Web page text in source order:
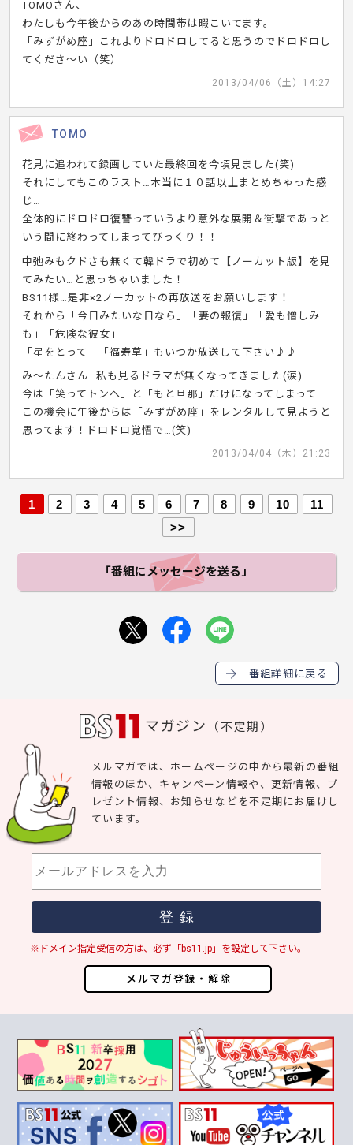
TOMOさん、
わたしも今午後からのあの時間帯は暇こいてます。
「みずがめ座」これよりドロドロしてると思うのでドロドロし
てくださ～い（笑）
2013/04/06（土）14:27
TOMO
花見に追われて録画していた最終回を今頃見ました(笑)
それにしてもこのラスト…本当に１０話以上まとめちゃった感
じ…
全体的にドロドロ復讐っていうより意外な展開＆衝撃であっと
いう間に終わってしまってびっくり！！
中弛みもクドさも無くて韓ドラで初めて【ノーカット版】を見
てみたい…と思っちゃいました！
BS11様…是非×2ノーカットの再放送をお願いします！
それから「今日みたいな日なら」「妻の報復」「愛も憎しみ
も」「危険な彼女」
「星をとって」「福寿草」もいつか放送して下さい♪♪
み～たんさん…私も見るドラマが無くなってきました(涙)
今は「笑ってトンへ」と「もと旦那」だけになってしまって…
この機会に午後からは「みずがめ座」をレンタルして見ようと
思ってます！ドロドロ覚悟で…(笑)
2013/04/04（木）21:23
1 2 3 4 5 6 7 8 9 10
11
>>
「番組にメッセージを送る」
番組詳細に戻る
マガジン （不定期）
メルマガ登録・解除
メルマガでは、ホームページの中から最新の番組
情報のほか、キャンペーン情報や、更新情報、プ
レゼント情報、お知らせなどを不定期にお届けし
ています。
※ドメイン指定受信の方は、必ず「bs11.jp」を設定して下さい。